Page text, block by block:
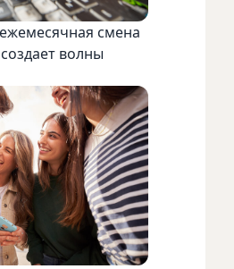
смена
волны